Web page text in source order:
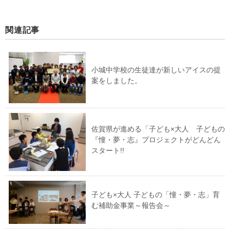
関連記事
小城中学校の生徒達が新しいアイスの提
案をしました。
佐賀県が進める「子ども×大人 子どもの
『憧・夢・志』プロジェクトがどんどん
スタート!!
子ども×大人 子どもの「憧・夢・志」育
む補助金事業～報告会～